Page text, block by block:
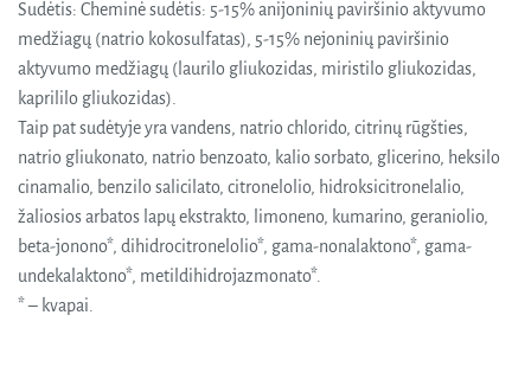
Sudėtis: Cheminė sudėtis: 5-15% anijoninių paviršinio aktyvumo
medžiagų (natrio kokosulfatas), 5-15% nejoninių paviršinio
aktyvumo medžiagų (laurilo gliukozidas, miristilo gliukozidas,
kaprililo gliukozidas).
Taip pat sudėtyje yra vandens, natrio chlorido, citrinų rūgšties,
natrio gliukonato, natrio benzoato, kalio sorbato, glicerino, heksilo
cinamalio, benzilo salicilato, citronelolio, hidroksicitronelalio,
žaliosios arbatos lapų ekstrakto, limoneno, kumarino, geraniolio,
beta-jonono*, dihidrocitronelolio*, gama-nonalaktono*, gama-
undekalaktono*, metildihidrojazmonato*.
* – kvapai.